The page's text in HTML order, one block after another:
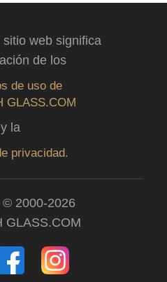
web significa
de los
de uso de
GLASS.COM
y la
privacidad.
© 2000-2026
GLASS.COM